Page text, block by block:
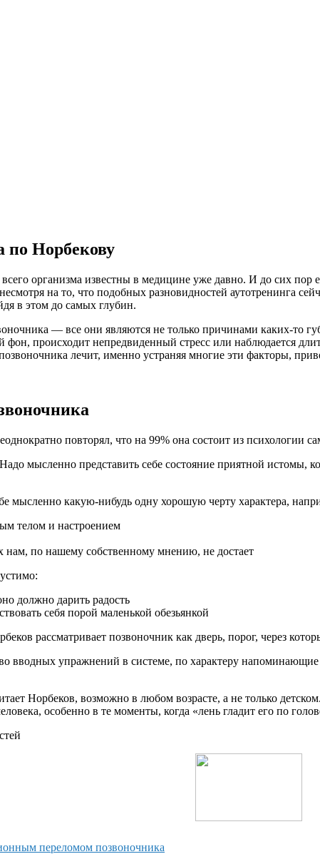
по Норбекову
организма известны в медицине уже давно. И до сих
на то, что подобных разновидностей аутотренинга
в этом до самых глубин.
— все они являются не только причинами каких-то
происходит непредвиденный стресс или наблюдается
лечит, именно устраняя многие эти факторы,
повторял, что на 99% она состоит из психологии
мысленно представить себе состояние приятной истомы,
мысленно какую-нибудь одну хорошую черту характера,
телом и настроением
нам, по нашему собственному мнению, не достает
должно дарить радость
себя порой маленькой обезьянкой
рассматривает позвоночник как дверь, порог, через
вводных упражнений в системе, по характеру
Норбеков, возможно в любом возрасте, а не только
особенно в те моменты, когда «лень гладит его по
переломом позвоночника